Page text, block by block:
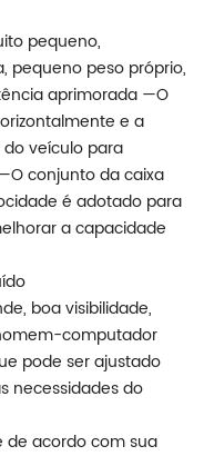
pequeno,
pequeno peso próprio,
aprimorada —O
e a
veículo para
conjunto da caixa
é adotado para
a capacidade
boa visibilidade,
computador
pode ser ajustado
necessidades do
acordo com sua